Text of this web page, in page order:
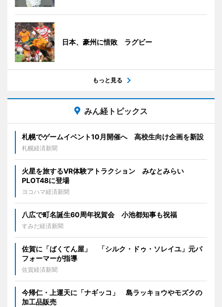
日本、豪州に惜敗 ラグビー
もっと見る
みん経トピックス
札幌でゲームイベント10月開催へ 高校生向け企画を新設
札幌経済新聞
火星を旅するVR体験アトラクション みなとみらい
PLOT48に登場
ヨコハマ経済新聞
八広で町名誕生60周年祝賀会 小池都知事も祝福
すみだ経済新聞
佐賀に「ばくてん屋」 「シルク・ドゥ・ソレイユ」元パ
フォーマーが指導
佐賀経済新聞
今帰仁・上運天に「ナギッコ」 島ラッキョウやモズクの
加工品販売